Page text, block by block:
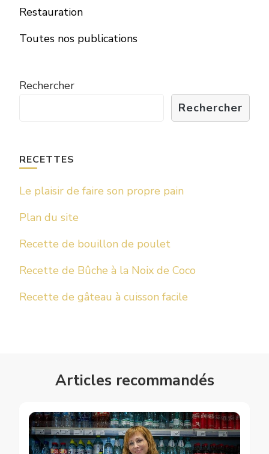
Restauration
Toutes nos publications
Rechercher
Rechercher
RECETTES
Le plaisir de faire son propre pain
Plan du site
Recette de bouillon de poulet
Recette de Bûche à la Noix de Coco
Recette de gâteau à cuisson facile
Articles recommandés